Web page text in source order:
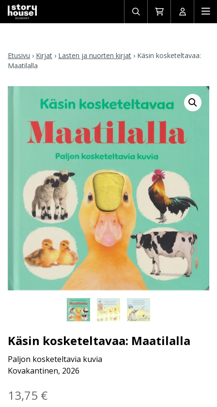
Avaa/sulje
haku
Siirry
ostoskoriin
Avaa/
Etusivu › Kirjat › Lasten ja nuorten kirjat › Käsin kosketeltavaa:
Maatilalla
Käsin kosketeltavaa: Maatilalla
Paljon kosketeltavia kuvia
Kovakantinen, 2026
13,75 €